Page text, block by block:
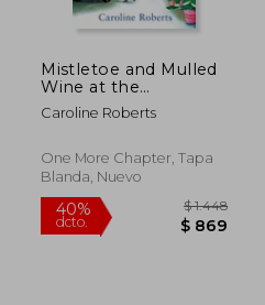
Mistletoe and Mulled
Wine at the
Christmas
Campervan: Pre-
Heartwarming new
Christmas Romance
Kindle Bestselling
Author (The Cosy
Caroline Roberts
One More Chapter, Tapa
Blanda, Nuevo